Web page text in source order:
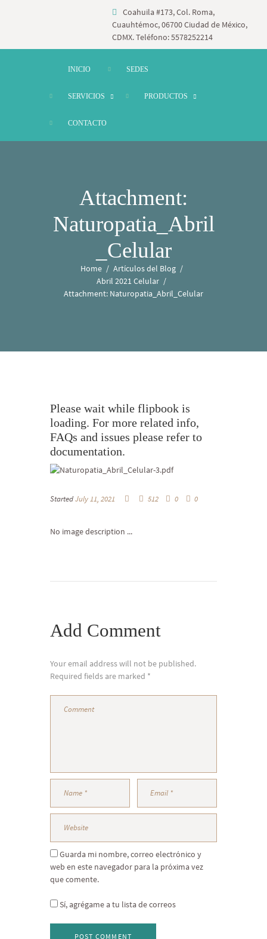
Coahuila #173, Col. Roma,
Cuauhtémoc, 06700 Ciudad de México,
CDMX. Teléfono: 5578252214
INICIO SEDES
SERVICIOS PRODUCTOS
CONTACTO
Attachment:
Naturopatia_Abril
_Celular
Home
Artículos del Blog
Abril 2021 Celular
Attachment: Naturopatia_Abril_Celular
Please wait while flipbook is
loading. For more related info,
FAQs and issues please refer to
documentation.
StartedJuly 11, 2021 512 0 0
No image description ...
Add Comment
Your email address will not be published.
Required fields are marked *
Guarda mi nombre, correo electrónico y
web en este navegador para la próxima vez
que comente.
Sí, agrégame a tu lista de correos